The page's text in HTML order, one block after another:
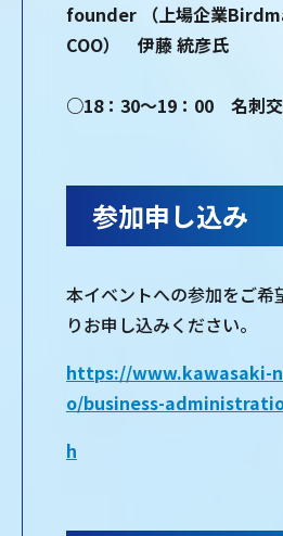
founder （上場企業
COO） 伊藤 統彦氏
○18：30～19：00 名刺交
参加申し込み
本イベントへの参加をご希
りお申し込みください。
https://www.kawasaki-
o/business-
h